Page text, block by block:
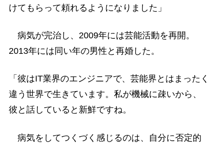
けてもらって頼れるようになりました」
病気が完治し、2009年には芸能活動を再開。
2013年には同い年の男性と再婚した。
「彼はIT業界のエンジニアで、芸能界とはまったく
違う世界で生きています。私が機械に疎いから、
彼と話していると新鮮ですね。
病気をしてつくづく感じるのは、自分に否定的